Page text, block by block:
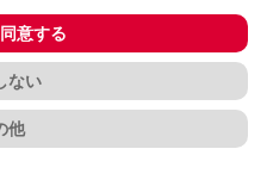
明利用規約使用上の注意
プリント
2026